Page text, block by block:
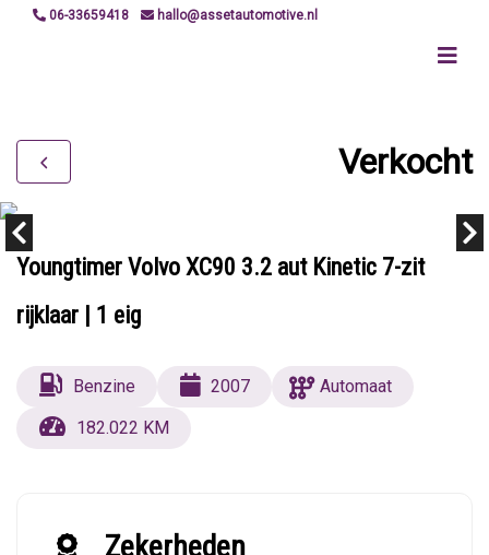
06-33659418 hallo@assetautomotive.nl
Verkocht
Youngtimer Volvo XC90 3.2 aut Kinetic 7-zit
rijklaar | 1 eig
Benzine 2007
Automaat
182.022 KM
Zekerheden